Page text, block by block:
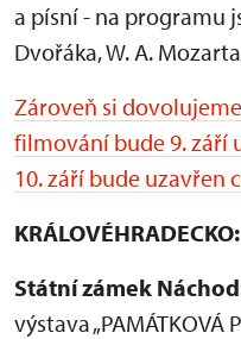
a písní - na programu
Dvořáka, W. A.
Zároveň si
filmování bude 9. září
10. září bude uzavřen
KRÁLOVÉHRADECKO:
Státní zámek
výstava „PAMÁTKOVÁ